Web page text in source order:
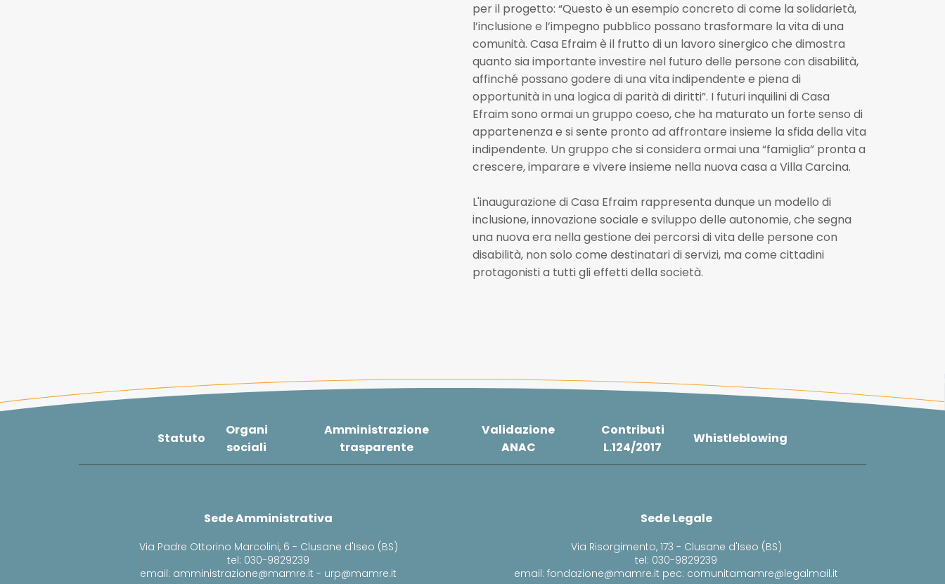
per il progetto: “Questo è un esempio concreto di come la solidarietà,
l’inclusione e l’impegno pubblico possano trasformare la vita di una
comunità. Casa Efraim è il frutto di un lavoro sinergico che dimostra
quanto sia importante investire nel futuro delle persone con disabilità,
affinché possano godere di una vita indipendente e piena di
opportunità in una logica di parità di diritti”. I futuri inquilini di Casa
Efraim sono ormai un gruppo coeso, che ha maturato un forte senso di
appartenenza e si sente pronto ad affrontare insieme la sfida della vita
indipendente. Un gruppo che si considera ormai una “famiglia” pronta a
crescere, imparare e vivere insieme nella nuova casa a Villa Carcina.
L'inaugurazione di Casa Efraim rappresenta dunque un modello di
inclusione, innovazione sociale e sviluppo delle autonomie, che segna
una nuova era nella gestione dei percorsi di vita delle persone con
disabilità, non solo come destinatari di servizi, ma come cittadini
protagonisti a tutti gli effetti della società.
Statuto
Organi
sociali
Amministrazione
trasparente
Validazione
ANAC
Contributi
L.124/2017
Whistleblowing
Sede Amministrativa
Via Padre Ottorino Marcolini, 6 - Clusane d'Iseo (BS)
tel: 030-9829239
email: amministrazione@mamre.it - urp@mamre.it
Sede Legale
Via Risorgimento, 173 - Clusane d'Iseo (BS)
tel: 030-9829239
email: fondazione@mamre.it pec: comunitamamre@legalmail.it